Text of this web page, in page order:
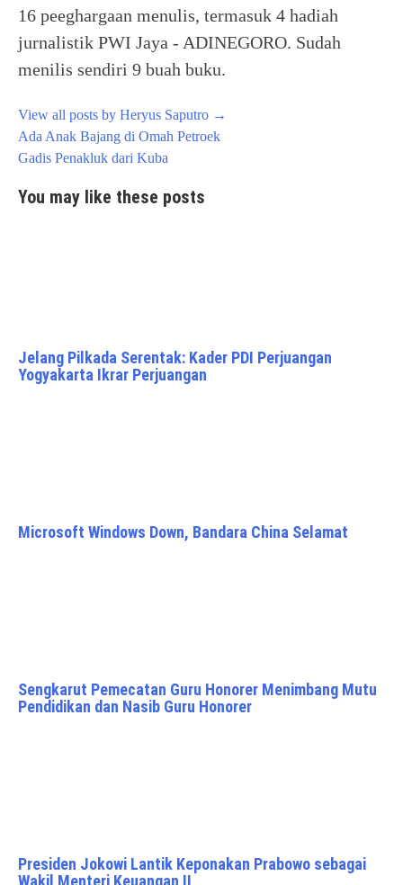
16 peeghargaan menulis, termasuk 4 hadiah
jurnalistik PWI Jaya - ADINEGORO. Sudah
menilis sendiri 9 buah buku.
View all posts by Heryus Saputro →
Post
navigation
Ada Anak Bajang di Omah Petroek
Gadis Penakluk dari Kuba
You may like these posts
Jelang Pilkada Serentak: Kader PDI Perjuangan
Yogyakarta Ikrar Perjuangan
Microsoft Windows Down, Bandara China Selamat
Sengkarut Pemecatan Guru Honorer Menimbang Mutu
Pendidikan dan Nasib Guru Honorer
Presiden Jokowi Lantik Keponakan Prabowo sebagai
Wakil Menteri Keuangan II